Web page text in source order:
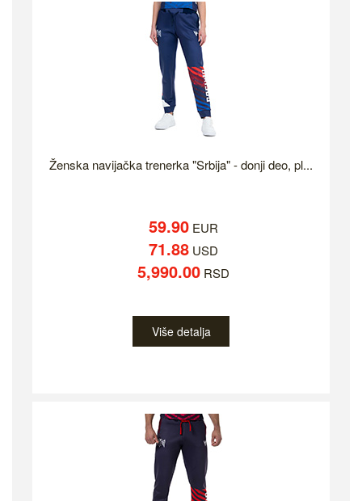
Ženska navijačka trenerka "Srbija" - donji deo, pl...
59.90EUR
71.88USD
5,990.00RSD
Više detalja